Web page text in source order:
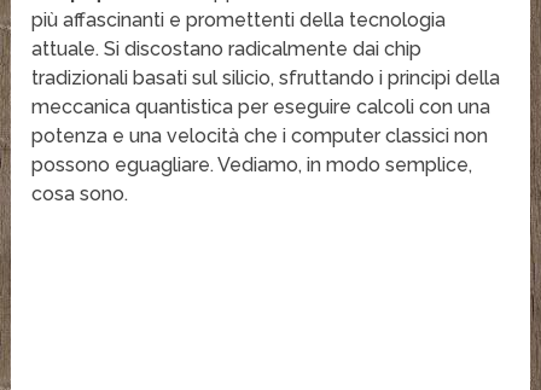
più affascinanti e promettenti della tecnologia
attuale. Si discostano radicalmente dai chip
tradizionali basati sul silicio, sfruttando i principi della
meccanica quantistica per eseguire calcoli con una
potenza e una velocità che i computer classici non
possono eguagliare. Vediamo, in modo semplice,
cosa sono.